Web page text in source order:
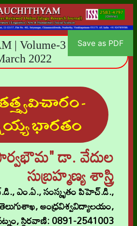
Save as PDF
| Volume-3
2022
విచారం -
భారతం
డా. వేదుల
సుబ్రహ్మణ్య శాస్త్రి
ఎం.ఏ., సంస్కృతం పిహెచ్.డి.,
ఆంధ్రవిశ్వవిద్యాలయం,
స్థిరవాణి: 0891-2541003